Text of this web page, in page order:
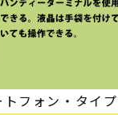
フォン・タイ